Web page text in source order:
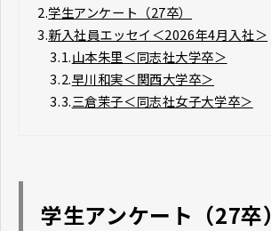
2.学生アンケート（27卒）
3.新入社員エッセイ＜2026年4月入社＞
3.1.山本朱里＜同志社大学卒＞
3.2.早川和実＜関西大学卒＞
3.3.三倉茉子＜同志社女子大学卒＞
学生アンケート（27卒）